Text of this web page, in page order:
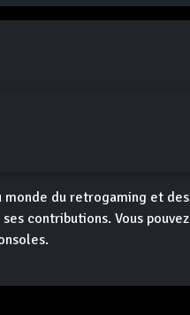
du retrogaming et des
contributions. Vous pouvez